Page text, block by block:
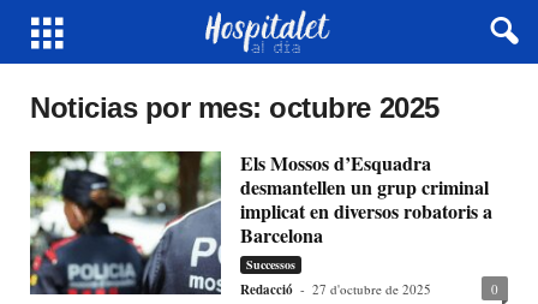
Noticias por mes: octubre 2025
Els Mossos d’Esquadra
desmantellen un grup criminal
implicat en diversos robatoris a
Barcelona
Successos
Redacció - 27 d'octubre de 2025 0